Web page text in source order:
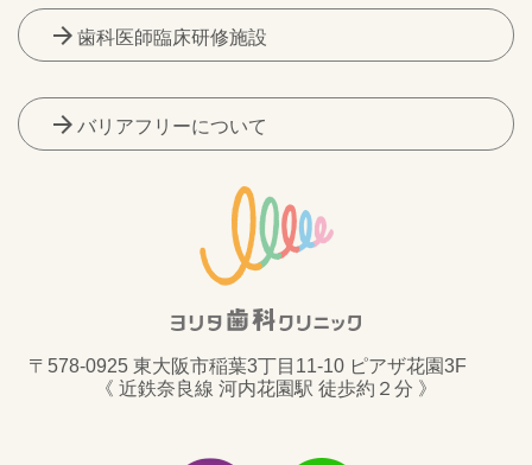
arrow_forward 歯科医師臨床研修施設
arrow_forward バリアフリーについて
〒578-0925 東大阪市稲葉3丁目11-10 ピアザ花園3F
《 近鉄奈良線 河内花園駅 徒歩約２分 》